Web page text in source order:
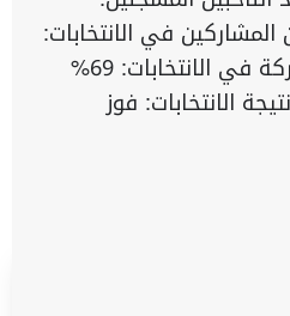
المشاركين في الانتخابات:
4,983,099 نسبة المشاركة في الانتخابات: 69%
الانتخابات: فوز